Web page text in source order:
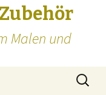
Malen und
Suchen
nach: